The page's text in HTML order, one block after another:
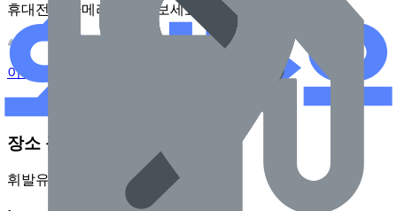
휴대전화 카메라로 찍어보세요
이 주유소의 사장님이신가요?
장소 근처 주유소
휘발유